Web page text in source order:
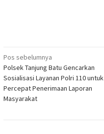
Navigasi
pos
Pos sebelumnya
Polsek Tanjung Batu Gencarkan
Sosialisasi Layanan Polri 110 untuk
Percepat Penerimaan Laporan
Masyarakat